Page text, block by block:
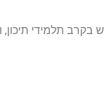
בקרב תלמידי